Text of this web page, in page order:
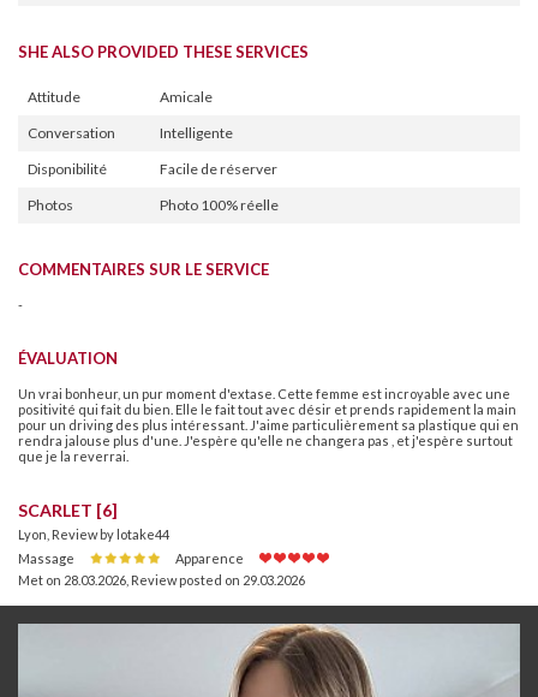
SHE ALSO PROVIDED THESE SERVICES
Attitude
Amicale
Conversation
Intelligente
Disponibilité
Facile de réserver
Photos
Photo 100% réelle
COMMENTAIRES SUR LE SERVICE
-
ÉVALUATION
Un vrai bonheur, un pur moment d'extase. Cette femme est incroyable avec une
positivité qui fait du bien. Elle le fait tout avec désir et prends rapidement la main
pour un driving des plus intéressant. J'aime particulièrement sa plastique qui en
rendra jalouse plus d'une. J'espère qu'elle ne changera pas , et j'espère surtout
que je la reverrai.
SCARLET [6]
Lyon, Review by lotake44
Massage
Apparence
Met on 28.03.2026 Review posted on 29.03.2026